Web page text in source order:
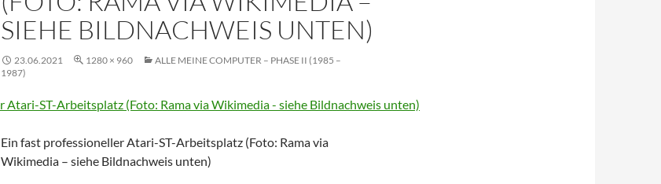
SIEHE BILDNACHWEIS UNTEN)
23.06.2021 1280 × 960
ALLE MEINE COMPUTER – PHASE II (1985 –
1987)
Ein fast professioneller Atari-ST-Arbeitsplatz (Foto: Rama via
Wikimedia – siehe Bildnachweis unten)